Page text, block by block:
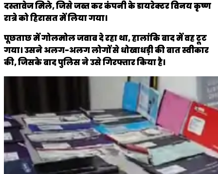
दस्तावेज मिले, जिसे जब्त कर कंपनी के डायरेक्टर विनय कृष्ण
रात्रे को हिरासत में लिया गया।
पूछताछ में गोलमोल जवाब दे रहा था, हालांकि बाद में वह टूट
गया। उसने अलग-अलग लोगों से धोखाधड़ी की बात स्वीकार
की, जिसके बाद पुलिस ने उसे गिरफ्तार किया है।